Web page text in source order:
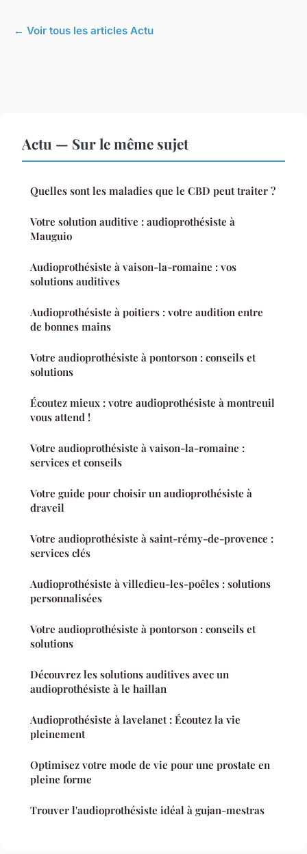
← Voir tous les articles Actu
Actu — Sur le même sujet
Quelles sont les maladies que le CBD peut traiter ?
Votre solution auditive : audioprothésiste à
Mauguio
Audioprothésiste à vaison-la-romaine : vos
solutions auditives
Audioprothésiste à poitiers : votre audition entre
de bonnes mains
Votre audioprothésiste à pontorson : conseils et
solutions
Écoutez mieux : votre audioprothésiste à montreuil
vous attend !
Votre audioprothésiste à vaison-la-romaine :
services et conseils
Votre guide pour choisir un audioprothésiste à
draveil
Votre audioprothésiste à saint-rémy-de-provence :
services clés
Audioprothésiste à villedieu-les-poêles : solutions
personnalisées
Votre audioprothésiste à pontorson : conseils et
solutions
Découvrez les solutions auditives avec un
audioprothésiste à le haillan
Audioprothésiste à lavelanet : Écoutez la vie
pleinement
Optimisez votre mode de vie pour une prostate en
pleine forme
Trouver l'audioprothésiste idéal à gujan-mestras